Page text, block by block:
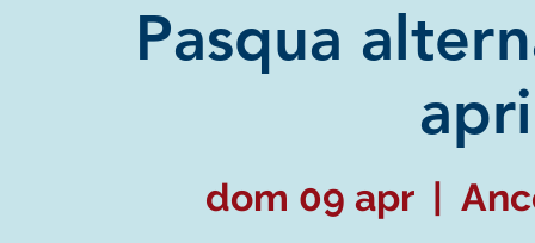
Pasqua
dom 09 apr
  |